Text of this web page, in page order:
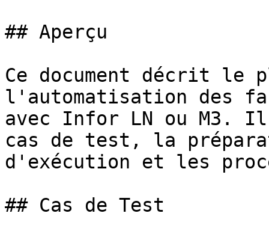
## Aperçu
Ce document décrit le
l'automatisation des
avec Infor LN ou M3.
cas de test, la
d'exécution et les
## Cas de Test